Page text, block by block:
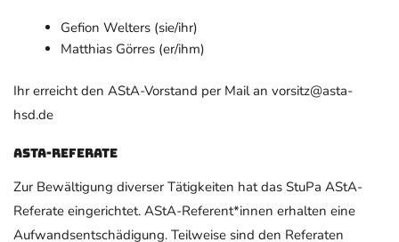
Gefion Welters (sie/ihr)
Matthias Görres (er/ihm)
Ihr erreicht den AStA-Vorstand per Mail an vorsitz@asta-
hsd.de
AStA-Referate
Zur Bewältigung diverser Tätigkeiten hat das StuPa AStA-
Referate eingerichtet. AStA-Referent*innen erhalten eine
Aufwandsentschädigung. Teilweise sind den Referaten